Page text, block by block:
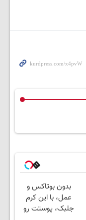
بدون بوتاکس و
عمل، با این کرم
جلبک، پوستت رو